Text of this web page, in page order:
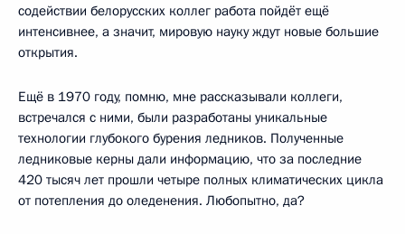
содействии белорусских коллег работа пойдёт ещё
интенсивнее, а значит, мировую науку ждут новые большие
открытия.
Ещё в 1970 году, помню, мне рассказывали коллеги,
встречался с ними, были разработаны уникальные
технологии глубокого бурения ледников. Полученные
ледниковые керны дали информацию, что за последние
420 тысяч лет прошли четыре полных климатических цикла
от потепления до оледенения. Любопытно, да?